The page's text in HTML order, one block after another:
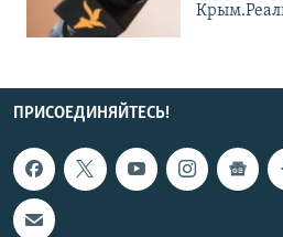
ПРИСОЕДИНЯЙТЕСЬ!